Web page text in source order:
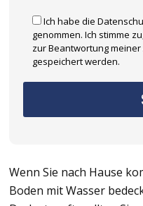
Ich habe die
genommen. Ich stimme
zur Beantwortung
gespeichert werden.
Wenn Sie nach Hause
Boden mit Wasser